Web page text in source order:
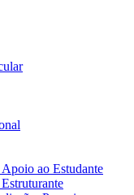
ao Estudante